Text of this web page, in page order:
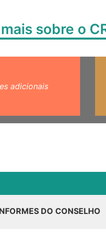
sobre o
adicionais
DO CONSELHO